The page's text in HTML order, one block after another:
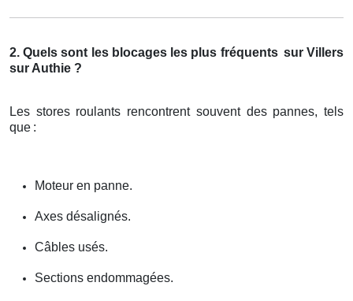
2. Quels sont les blocages les plus fréquents sur Villers
sur Authie ?
Les stores roulants rencontrent souvent des pannes, tels
que :
Moteur en panne.
Axes désalignés.
Câbles usés.
Sections endommagées.